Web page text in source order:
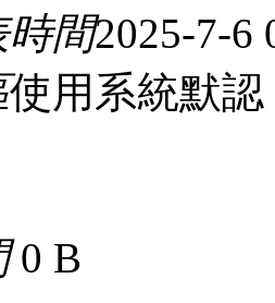
時間2025-7-6
使用系統默認
0 B